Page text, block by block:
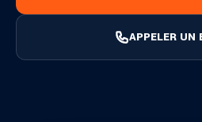
APPELER UN